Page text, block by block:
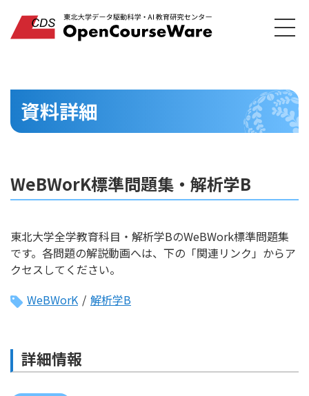
資料詳細
WeBWorK標準問題集・解析学B
東北大学全学教育科目・解析学BのWeBWork標準問題集
です。各問題の解説動画へは、下の「関連リンク」からア
クセスしてください。
WeBWorK / 解析学B
詳細情報